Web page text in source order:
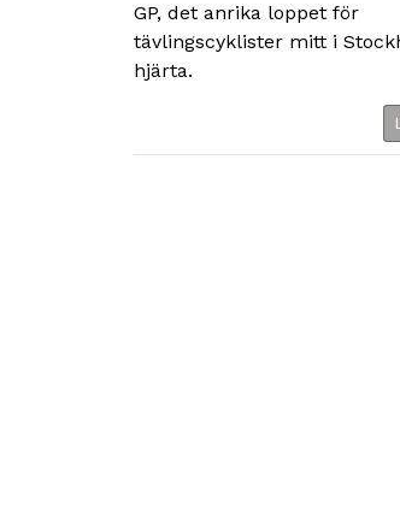
GP, det anrika loppet för
tävlingscyklister mitt i
hjärta.